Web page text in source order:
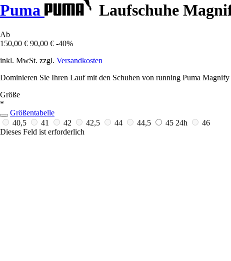
Puma Laufschuhe
Ab
150,00 € 90,00 € -40%
inkl. MwSt. zzgl. Versandkosten
Dominieren Sie Ihren Lauf mit den Schuhen von running Puma
Größe
*
Größentabelle
40,5
41 42 42,5 44 44,5 45 24h
46
Dieses Feld ist erforderlich